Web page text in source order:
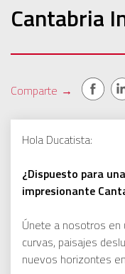
Cantabria
Comparte →
Hola Ducatista:
¿Dispuesto para
impresionante
Únete a nosotros en
curvas, paisajes
nuevos horizontes